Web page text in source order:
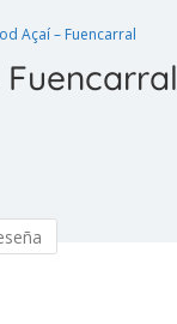
Açaí – Fuencarral
Fuencarral